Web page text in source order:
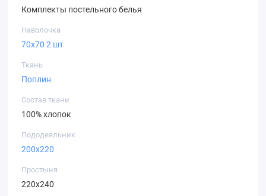
Комплекты постельного белья
Наволочка
70х70 2 шт
Ткань
Поплин
Состав ткани
100% хлопок
Пододеяльник
200х220
Простыня
220х240